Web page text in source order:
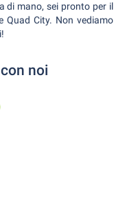
di mano, sei pronto per il
Quad City. Non vediamo
noi